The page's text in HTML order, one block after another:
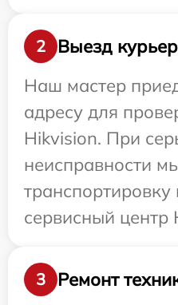
2
Выезд
Наш мастер
адресу для
Hikvision. При
неисправности
сервисный центр
3 Ремонт